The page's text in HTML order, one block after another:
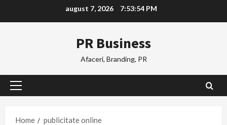
august 7, 2026 7:53:54 PM
PR Business
Afaceri, Branding, PR
Primary
Home
publicitate online